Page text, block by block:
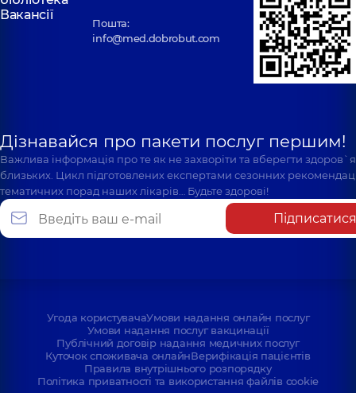
Вакансії
Пошта:
info@med.dobrobut.com
Дізнавайся про пакети послуг першим!
Важлива інформація про те як не захворіти та вберегти
близьких. Цикл підготовлених експертами сезонних
тематичних порад наших лікарів… Будьте здорові!
Підписатися
Угода користувачаУмови надання онлайн послуг
Умови надання послуг вакцинації
Публічний договір надання медичних послуг
Куточок споживача онлайнВерифікація пацієнтів
Правила внутрішнього розпорядку
Політика приватності та використання файлів cookie